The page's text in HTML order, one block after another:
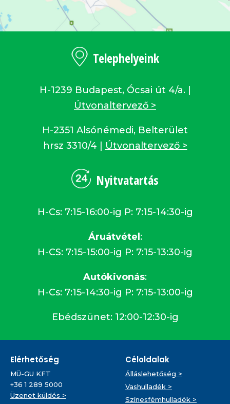
Elérhetőség
MÜ-GU KFT
+36 1 289 5000
Üzenet küldés >
Céloldalak
Álláslehetőség >
Vashulladék >
Színesfémhulladék >
Telephelyeink
H-1239 Budapest, Ócsai út 4/a. |
Útvonaltervező >
H-2351 Alsónémedi, Belterület
hrsz 3310/4 | Útvonaltervező >
Nyitvatartás
H-Cs: 7:15-16:00-ig P: 7:15-14:30-ig
Áruátvétel:
H-CS: 7:15-15:00-ig P: 7:15-13:30-ig
Autókivonás:
H-Cs: 7:15-14:30-ig P: 7:15-13:00-ig
Ebédszünet: 12:00-12:30-ig